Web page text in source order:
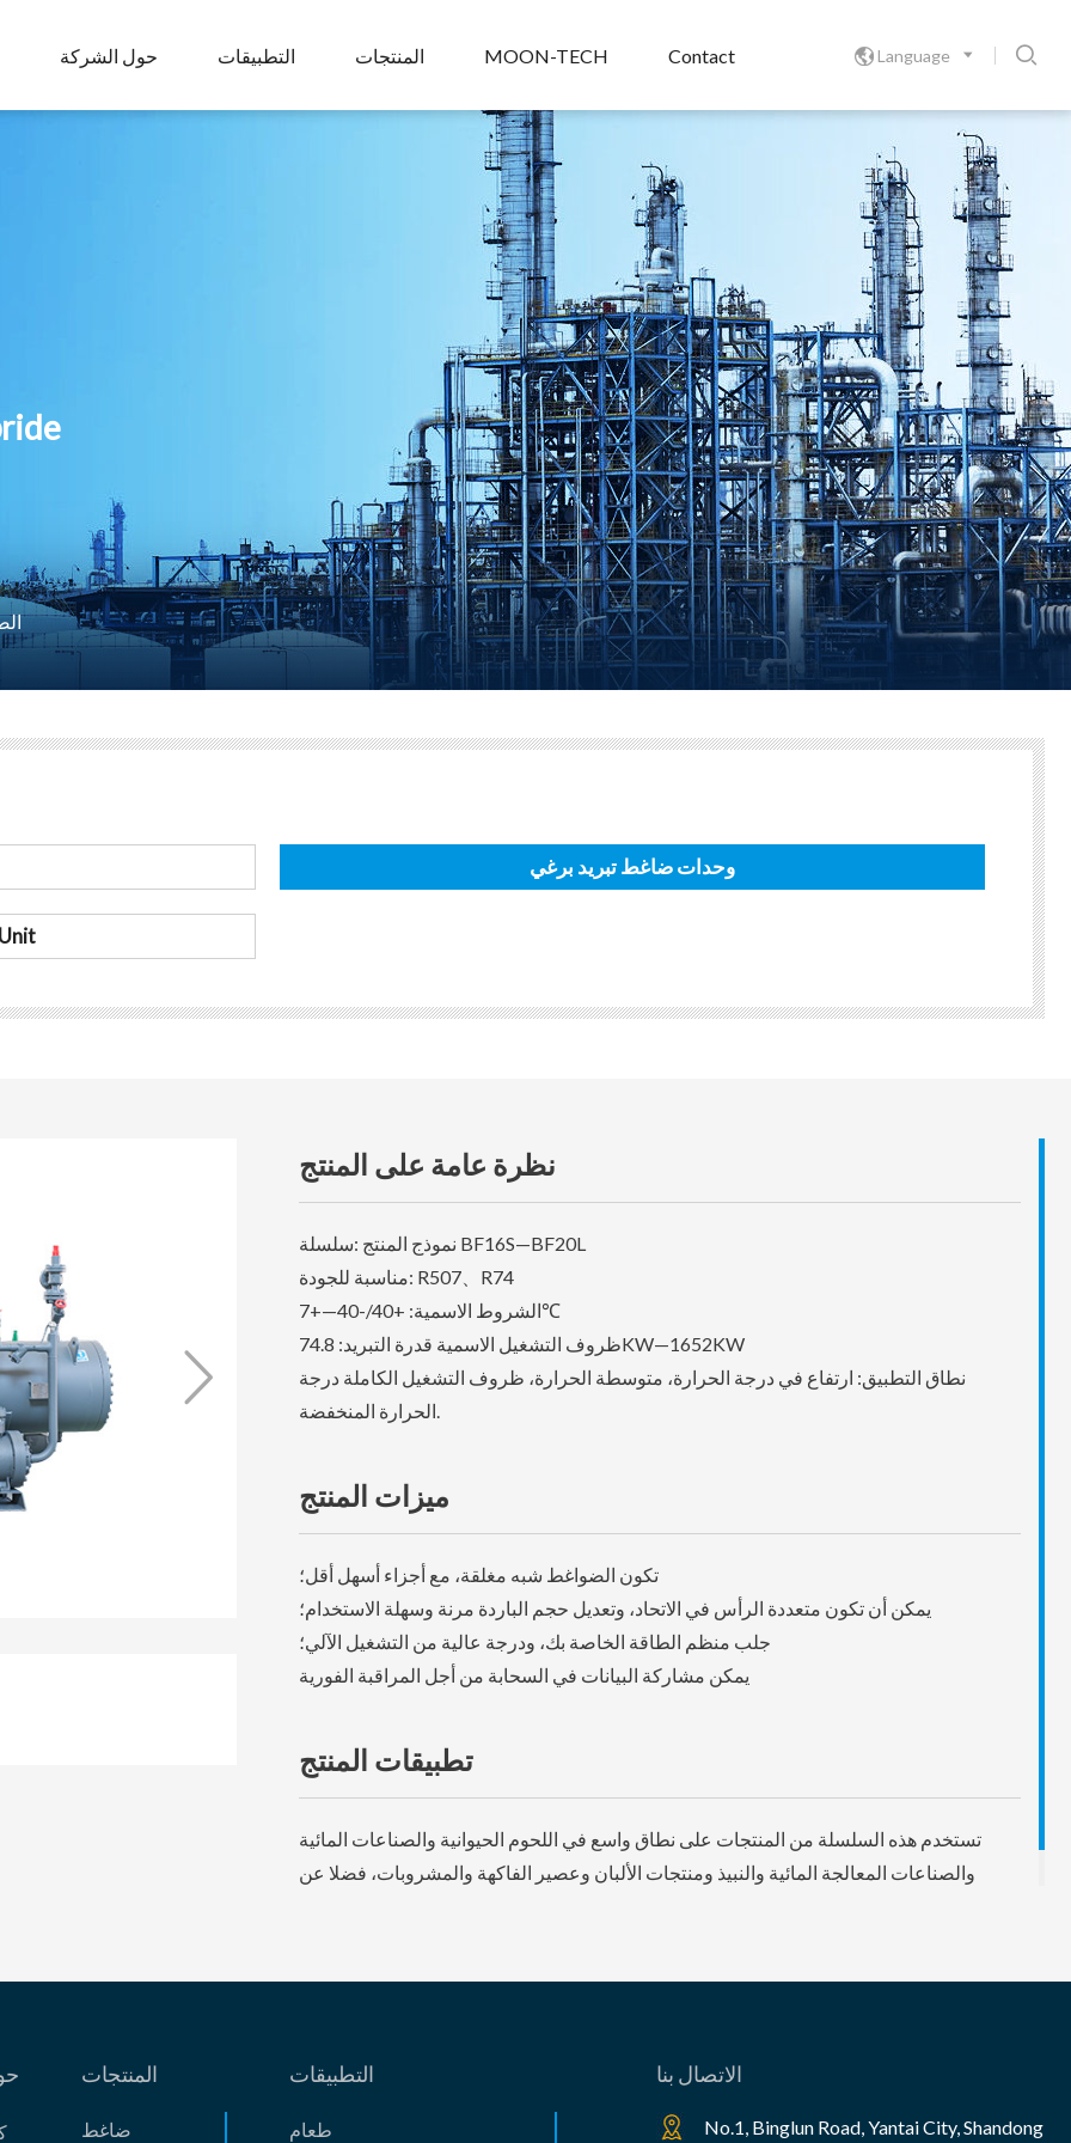

Language  حول الشركة التطبيقات المنتجات MOON-TECH Contact
وحدات ضاغط تبريد برغي

نظرة عامة على المنتج
نموذج المنتج :سلسلة BF16S—BF20L
مناسبة للجودة: R507、R74
الشروط الاسمية: +40/-40—+7℃
ظروف التشغيل الاسمية قدرة التبريد: 74.8KW—1652KW
نطاق التطبيق: ارتفاع في درجة الحرارة، متوسطة الحرارة، ظروف التشغيل الكاملة درجة
الحرارة المنخفضة.
ميزات المنتج
تكون الضواغط شبه مغلقة، مع أجزاء أسهل أقل؛
يمكن أن تكون متعددة الرأس في الاتحاد، وتعديل حجم الباردة مرنة وسهلة الاستخدام؛
جلب منظم الطاقة الخاصة بك، ودرجة عالية من التشغيل الآلي؛
يمكن مشاركة البيانات في السحابة من أجل المراقبة الفورية
تطبيقات المنتج
تستخدم هذه السلسلة من المنتجات على نطاق واسع في اللحوم الحيوانية والصناعات المائية
والصناعات المعالجة المائية والنبيذ ومنتجات الألبان وعصير الفاكهة والمشروبات، فضلا عن
المنتجات
ضاغط
التطبيقات
طعام
الاتصال بنا
No.1, Binglun Road, Yantai City, Shandong